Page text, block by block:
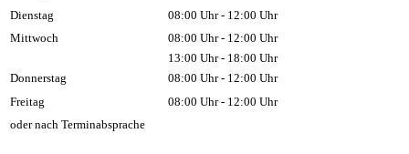
Dienstag
08:00 Uhr - 12:00 Uhr
Mittwoch
08:00 Uhr - 12:00 Uhr
13:00 Uhr - 18:00 Uhr
Donnerstag
08:00 Uhr - 12:00 Uhr
Freitag
08:00 Uhr - 12:00 Uhr
oder nach Terminabsprache